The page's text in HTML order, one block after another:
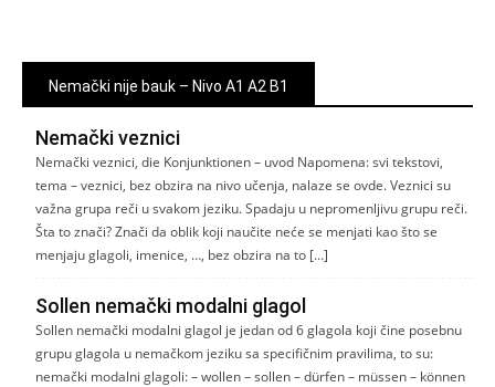
Nemački nije bauk – Nivo A1 A2 B1
Nemački veznici
Nemački veznici, die Konjunktionen – uvod Napomena: svi tekstovi,
tema – veznici, bez obzira na nivo učenja, nalaze se ovde. Veznici su
važna grupa reči u svakom jeziku. Spadaju u nepromenljivu grupu reči.
Šta to znači? Znači da oblik koji naučite neće se menjati kao što se
menjaju glagoli, imenice, …, bez obzira na to […]
Sollen nemački modalni glagol
Sollen nemački modalni glagol je jedan od 6 glagola koji čine posebnu
grupu glagola u nemačkom jeziku sa specifičnim pravilima, to su:
nemački modalni glagoli: – wollen – sollen – dürfen – müssen – können